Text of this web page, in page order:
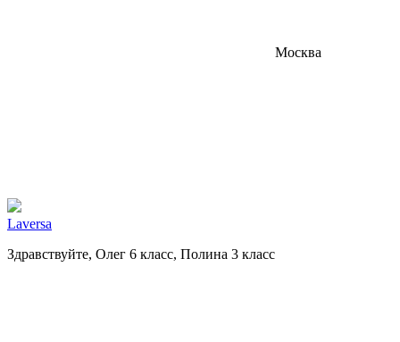
Москва
Laversa
Здравствуйте, Олег 6 класс, Полина 3 класс